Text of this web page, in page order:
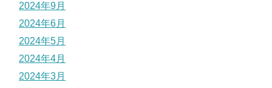
2024年9月
2024年6月
2024年5月
2024年4月
2024年3月